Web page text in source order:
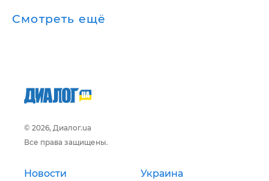
Смотреть ещё
© 2026, Диалог.ua
Все права защищены.
Новости Украина